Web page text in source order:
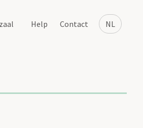
NL
Help Contact